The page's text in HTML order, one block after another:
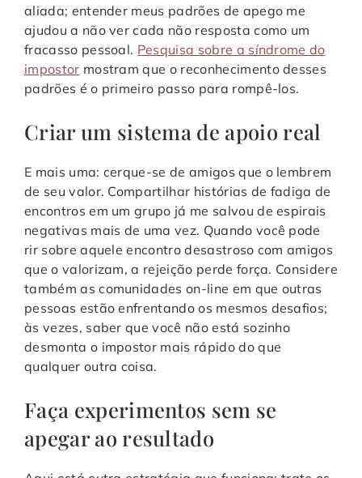
aliada; entender meus padrões de apego me
ajudou a não ver cada não resposta como um
fracasso pessoal. Pesquisa sobre a síndrome do
impostor mostram que o reconhecimento desses
padrões é o primeiro passo para rompê-los.
Criar um sistema de apoio real
E mais uma: cerque-se de amigos que o lembrem
de seu valor. Compartilhar histórias de fadiga de
encontros em um grupo já me salvou de espirais
negativas mais de uma vez. Quando você pode
rir sobre aquele encontro desastroso com amigos
que o valorizam, a rejeição perde força. Considere
também as comunidades on-line em que outras
pessoas estão enfrentando os mesmos desafios;
às vezes, saber que você não está sozinho
desmonta o impostor mais rápido do que
qualquer outra coisa.
Faça experimentos sem se
apegar ao resultado